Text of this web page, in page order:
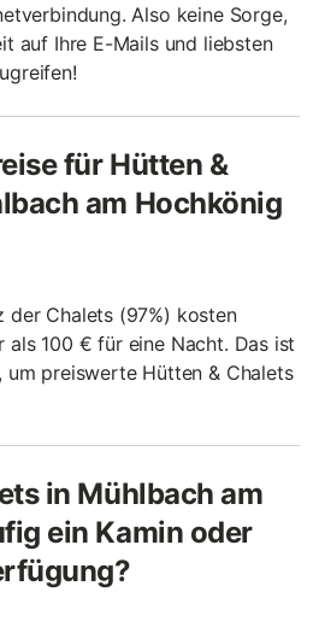
Also keine Sorge,
auf Ihre E-Mails und liebsten
für Hütten &
am Hochkönig
der Chalets (97%) kosten
als 100 € für eine Nacht. Das ist
um preiswerte Hütten & Chalets
in Mühlbach am
ein Kamin oder